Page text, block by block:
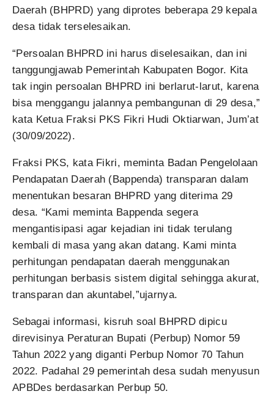
Daerah (BHPRD) yang diprotes beberapa 29 kepala
desa tidak terselesaikan.
“Persoalan BHPRD ini harus diselesaikan, dan ini
tanggungjawab Pemerintah Kabupaten Bogor. Kita
tak ingin persoalan BHPRD ini berlarut-larut, karena
bisa menggangu jalannya pembangunan di 29 desa,”
kata Ketua Fraksi PKS Fikri Hudi Oktiarwan, Jum’at
(30/09/2022).
Fraksi PKS, kata Fikri, meminta Badan Pengelolaan
Pendapatan Daerah (Bappenda) transparan dalam
menentukan besaran BHPRD yang diterima 29
desa. “Kami meminta Bappenda segera
mengantisipasi agar kejadian ini tidak terulang
kembali di masa yang akan datang. Kami minta
perhitungan pendapatan daerah menggunakan
perhitungan berbasis sistem digital sehingga akurat,
transparan dan akuntabel,”ujarnya.
Sebagai informasi, kisruh soal BHPRD dipicu
direvisinya Peraturan Bupati (Perbup) Nomor 59
Tahun 2022 yang diganti Perbup Nomor 70 Tahun
2022. Padahal 29 pemerintah desa sudah menyusun
APBDes berdasarkan Perbup 50.